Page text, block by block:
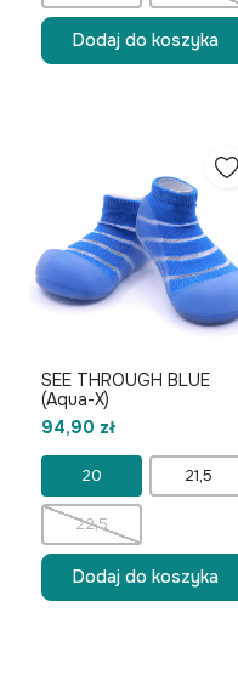
Dodaj do koszyka
SEE THROUGH BLUE
(Aqua-X)
94,90 zł
20 21,5
22,5
Dodaj do koszyka